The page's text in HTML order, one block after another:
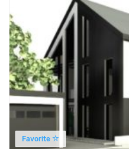
Favorite